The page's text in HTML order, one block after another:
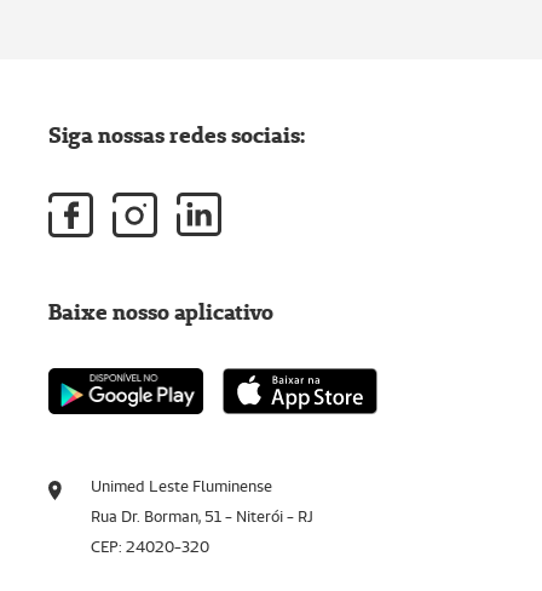
Unimed Leste Fluminense
Rua Dr. Borman, 51 - Niterói - RJ
CEP: 24020-320
Siga nossas redes sociais:
Baixe nosso aplicativo